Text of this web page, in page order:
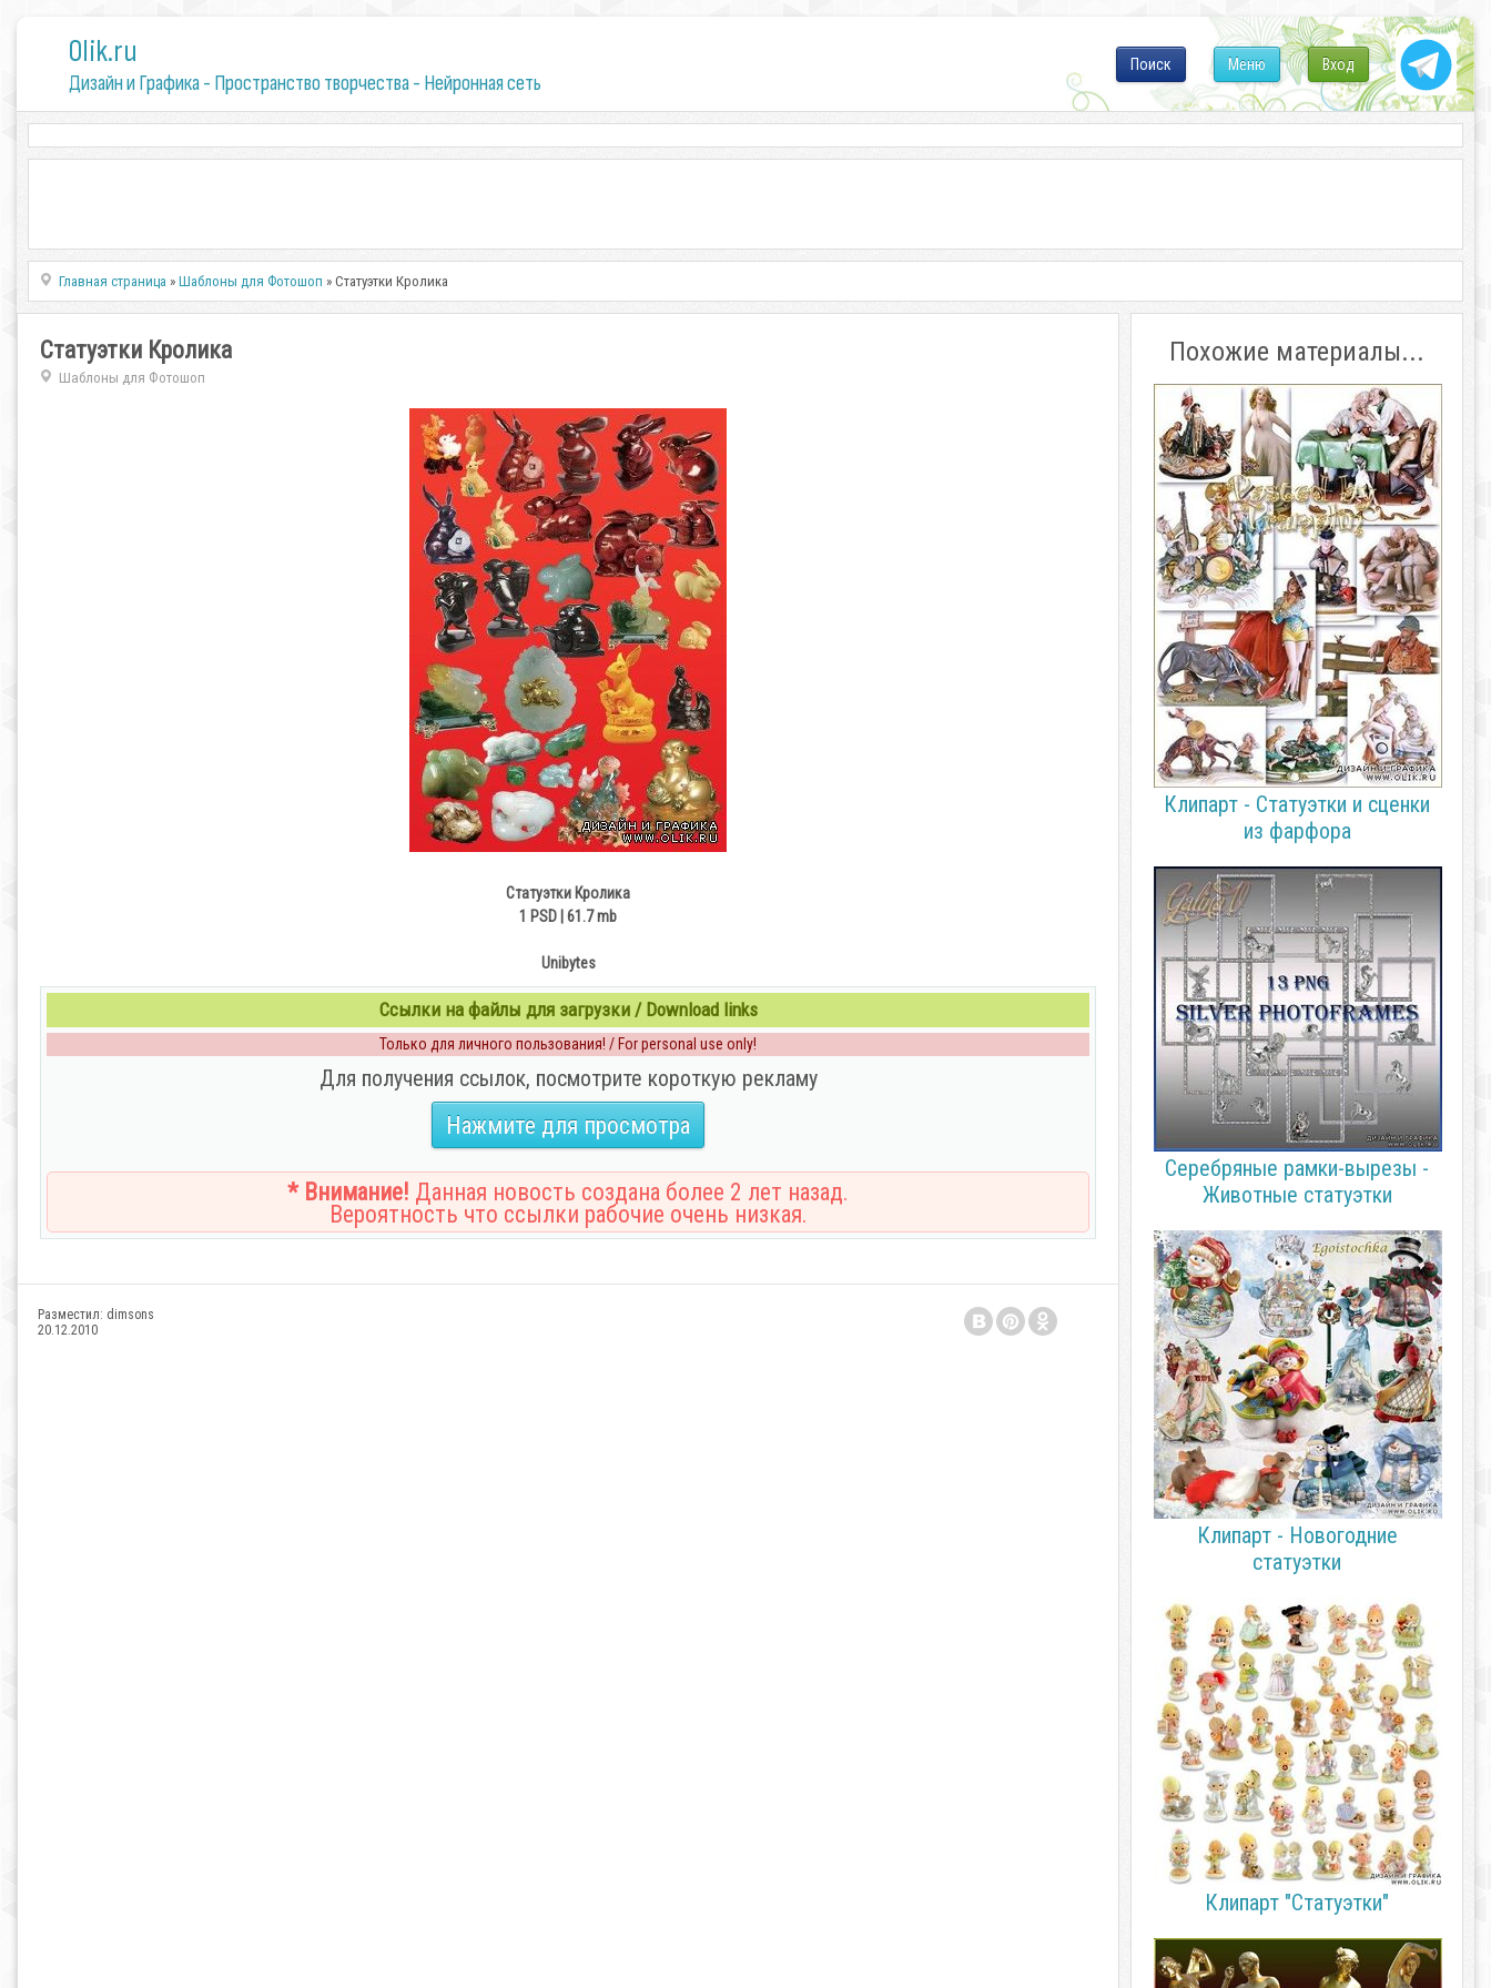
0lik.ru
Дизайн и Графика - Пространство творчества - Нейронная сеть
Вход
Меню
Поиск
Главная страница »Шаблоны для Фотошоп » Статуэтки Кролика
Статуэтки Кролика
Шаблоны для Фотошоп
Статуэтки Кролика
1 PSD | 61.7 mb
Unibytes
Ссылки на файлы для загрузки / Download links
Только для личного пользования! / For personal use only!
Для получения ссылок, посмотрите короткую рекламу
Нажмите для просмотра
* Внимание! Данная новость создана более 2 лет назад.
Вероятность что ссылки рабочие очень низкая.
Разместил: dimsons
20.12.2010
Похожие материалы...
Клипарт - Статуэтки и сценки
из фарфора
Серебряные рамки-вырезы -
Животные статуэтки
Клипарт - Новогодние
статуэтки
Клипарт "Статуэтки"